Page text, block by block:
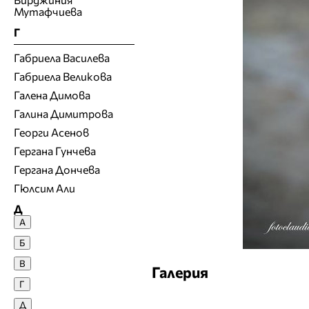
Галерия
Мутафчиева
Г
Габриела Василева
Габриела Великова
Галена Димова
Галина Димитрова
Георги Асенов
Гергана Гунчева
Гергана Дончева
Гюлсим Али
Д
Денислава Сашова
Десислава Денчева
Десислава Николова
Десислава Панчева
А
Б
В
Г
Д